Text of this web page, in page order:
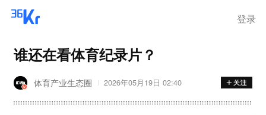
登录
谁还在看体育纪录片？
体育产业生态圈 2026年05月19日 02:40